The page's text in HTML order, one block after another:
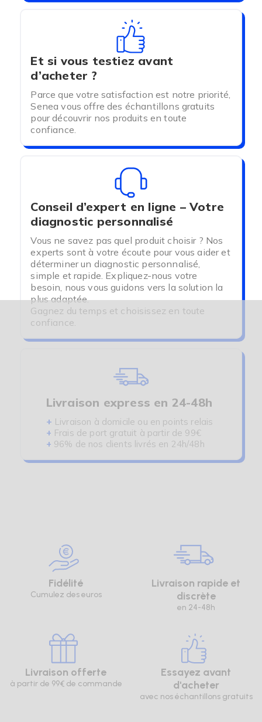
convenir à tous les âges, ces sous-vêtements
offrent une absorption optimale sans sacrifier le
design discret
porter en toute confiance, sous n’importe quelle
tenue.
CARACTÉRISTIQUES DE
NOS VÊTEMENTS ,
CULOTTES
D'APPRENTISSAGE ET
SOUS-VÊTEMENTS
ÉNURÉSIE :
Absorption élevée :matériaux conçus pour
retenir efficacement l'humidité et éviter les
fuites.
Confort optimal: des tissus doux et respirants
qui garantissent une sensation agréable sur la
peau.
Facile à entretenir
: lavables en machine pour
une utilisation prolongée.
Nos produits sont spécialement développés pour
defuites urinaires. Que ce soit pour un usage
Et si vous testiez avant
d’acheter ?
Parce que votre satisfaction est notre priorité,
Senea vous offre des échantillons gratuits
pour découvrir nos produits en toute
confiance.
Conseil d’expert en ligne – Votre
diagnostic personnalisé
Vous ne savez pas quel produit choisir ? Nos
experts sont à votre écoute pour vous aider et
déterminer un diagnostic personnalisé,
simple et rapide. Expliquez-nous votre
besoin, nous vous guidons vers la solution la
plus adaptée.
Gagnez du temps et choisissez en toute
confiance.
Livraison express en 24-48h
+ Livraison à domicile ou en points relais
+ Frais de port gratuit à partir de 99€
+ 96% de nos clients livrés en 24h/48h
Fidélité
Cumulez des euros
Livraison rapide et
discrète
en 24-48h
Livraison offerte
à partir de 99€ de commande
Essayez avant
d'acheter
avec nos échantillons gratuits